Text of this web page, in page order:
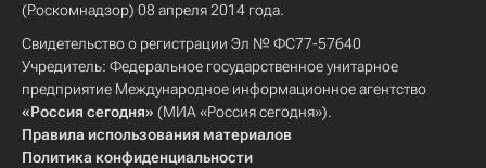
(Роскомнадзор) 08 апреля 2014 года.
Свидетельство о регистрации Эл № ФС77-57640
Учредитель: Федеральное государственное унитарное
предприятие Международное информационное агентство
«Россия сегодня» (МИА «Россия сегодня»).
Правила использования материалов
Политика конфиденциальности